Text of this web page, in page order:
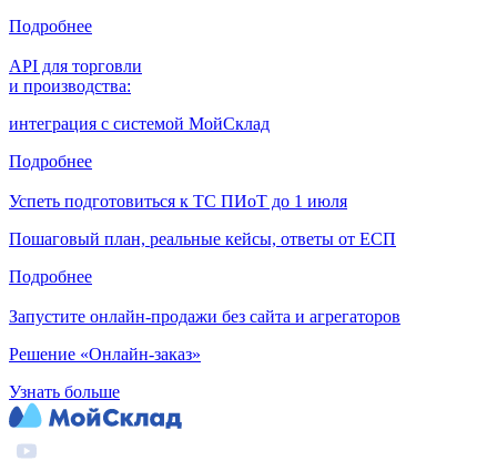
Подробнее
API для торговли
и производства:
интеграция с системой МойСклад
Подробнее
Успеть подготовиться к ТС ПИоТ до 1 июля
Пошаговый план, реальные кейсы, ответы от ЕСП
Подробнее
Запустите онлайн-продажи без сайта и агрегаторов
Решение «Онлайн-заказ»
Узнать больше